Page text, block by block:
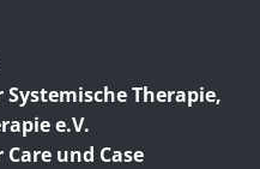
Therapie,
e.V.
und Case